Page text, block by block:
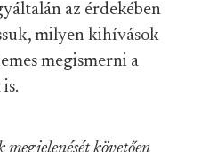
az érdekében
milyen kihívások
megismerni a
követően